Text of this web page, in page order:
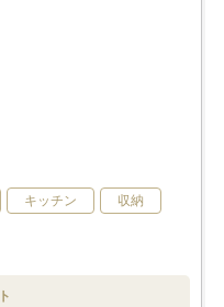
キッチン 収納